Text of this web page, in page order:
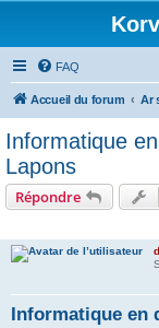
FAQ
Accueil du forum
Informatique
Lapons
Répondre
Informatique en